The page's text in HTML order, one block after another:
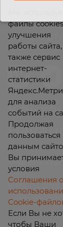
Офис
г.
файлы
улучшения
работы сайта,
также сервис
интернет-
статистики
для анализа
событий на
Продолжая
пользоваться
данным
Вы
условия
Соглашения
Cookie-
Если Вы не
чтобы Ваши